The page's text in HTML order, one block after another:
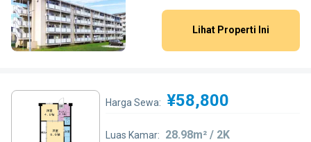
Lihat Properti Ini
Harga Sewa: ¥58,800
Luas Kamar: 28.98m² / 2K